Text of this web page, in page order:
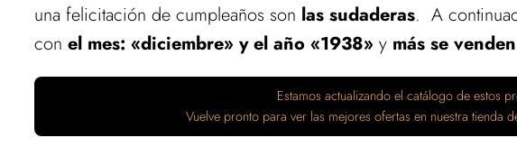
una felicitación de cumpleaños son las sudaderas. A
con el mes: «diciembre» y el año «1938» y más se venden
Estamos actualizando el catálogo de estos
Vuelve pronto para ver las mejores ofertas en nuestra tienda